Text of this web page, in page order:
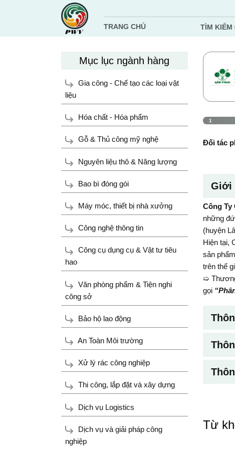
TRANG CHỦ TÌM KIẾM
Mục lục ngành hàng
Gia công - Chế tạo các loại vật
liệu
Hóa chất - Hóa phẩm
Gỗ & Thủ công mỹ nghệ
Nguyên liệu thô & Năng lượng
Bao bì đóng gói
Máy móc, thiết bị nhà xưởng
Công nghệ thông tin
Công cụ dụng cụ & Vật tư tiêu
hao
Văn phòng phẩm & Tiện nghi
công sở
Bảo hộ lao động
An Toàn Môi trường
Xử lý rác công nghiệp
Thi công, lắp đặt và xây dựng
Dịch vụ Logistics
Dịch vụ và giải pháp công
nghiệp
1
Đối tác
Giới
Công Ty
những
(huyện
Hiện tại,
sản
trên thế
➯
gọi
Từ